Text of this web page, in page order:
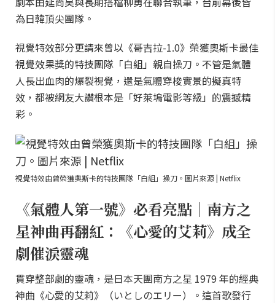
為日韓頂尖團隊。
視覺特效部分更請來曾以《哥吉拉-1.0》榮獲奧斯卡最佳
視覺效果獎的特技團隊「白組」親自操刀。不管是氣體
人長出血肉的爆裂視覺，還是氣體穿梭實景的擬真特
效，都被網友大讚根本是「好萊塢電影等級」的震撼精
彩。
視覺特效由曾榮獲奧斯卡的特技團隊「白組」操刀。圖片來源 | Netflix
《氣體人第一號》必看亮點｜南方之
星神曲再翻紅：《心愛的艾莉》成全
劇催淚靈魂
貫穿整部劇的靈魂，是日本天團南方之星 1979 年的經典
神曲《心愛的艾莉》（いとしのエリー）。這首歌發行